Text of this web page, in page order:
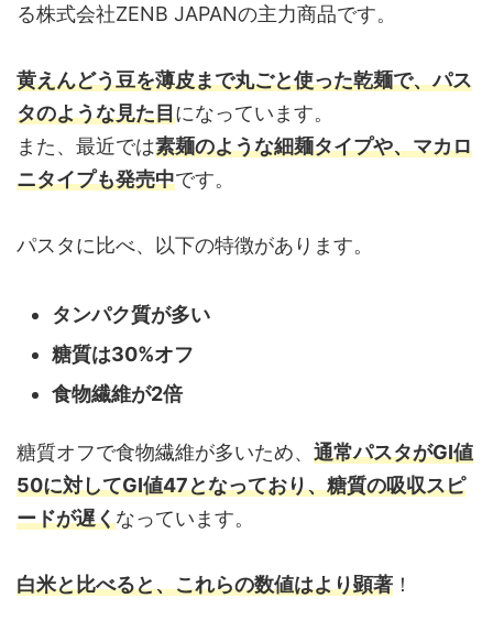
る株式会社ZENB JAPANの主力商品です。
黄えんどう豆を薄皮まで丸ごと使った乾麺で、パス
タのような見た目になっています。
また、最近では素麺のような細麺タイプや、マカロ
ニタイプも発売中です。
パスタに比べ、以下の特徴があります。
タンパク質が多い
糖質は30%オフ
食物繊維が2倍
糖質オフで食物繊維が多いため、 通常パスタがGI値
50に対してGI値47となっており、糖質の吸収スピ
ードが遅くなっています。
白米と比べると、これらの数値はより顕著 ！